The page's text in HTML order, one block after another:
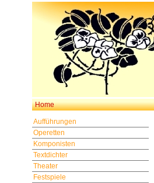
Home
Aufführungen
Operetten
Komponisten
Textdichter
Theater
Festspiele